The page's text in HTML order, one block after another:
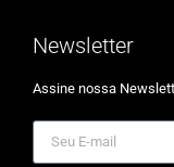
Newsletter
Assine nossa